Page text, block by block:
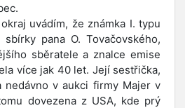
uvádím, že známka I. typu
pana O. Tovačovského,
sběratele a znalce emise
více jak 40 let. Její sestřička,
nedávno v aukci firmy Majer v
dovezena z USA, kde prý